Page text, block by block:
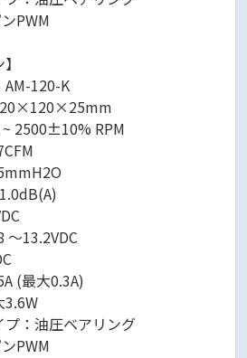
PWM
AM-120-K
2500±10% RPM
～13.2VDC
(最大0.3A)
3.6W
：油圧ベアリング
PWM